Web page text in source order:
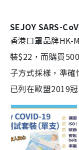
SEJOY SARS-
香港口罩品牌HK-
裝$22，而購買
子方式採樣，準
已列在歐盟2019